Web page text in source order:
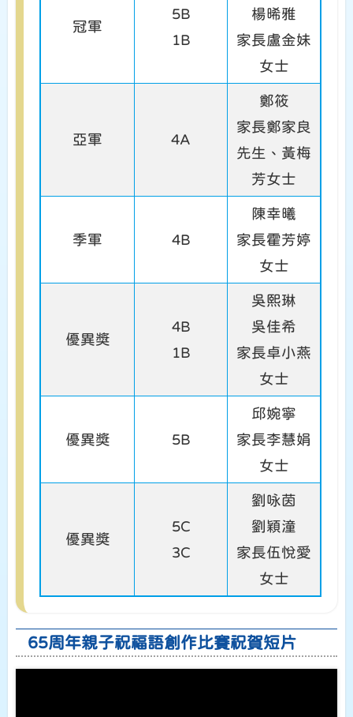
冠軍
5B
1B
楊晞雅
家長盧金妹
女士
亞軍 4A
鄭筱
家長鄭家良
先生、黃梅
芳女士
季軍 4B
陳幸曦
家長霍芳婷
女士
優異獎
4B
1B
吳熙琳
吳佳希
家長卓小燕
女士
優異獎 5B
邱婉寧
家長李慧娟
女士
優異獎
5C
3C
劉咏茵
劉穎潼
家長伍悅愛
女士
65周年親子祝福語創作比賽祝賀短片